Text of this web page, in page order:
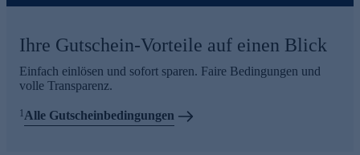
Ihre Gutschein-Vorteile auf einen Blick
Einfach einlösen und sofort sparen. Faire Bedingungen und
volle Transparenz.
1 Alle Gutscheinbedingungen